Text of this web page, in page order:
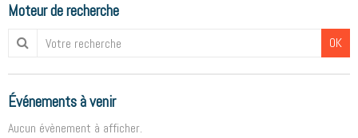
Moteur de recherche
OK
Événements à venir
Aucun évènement à afficher.